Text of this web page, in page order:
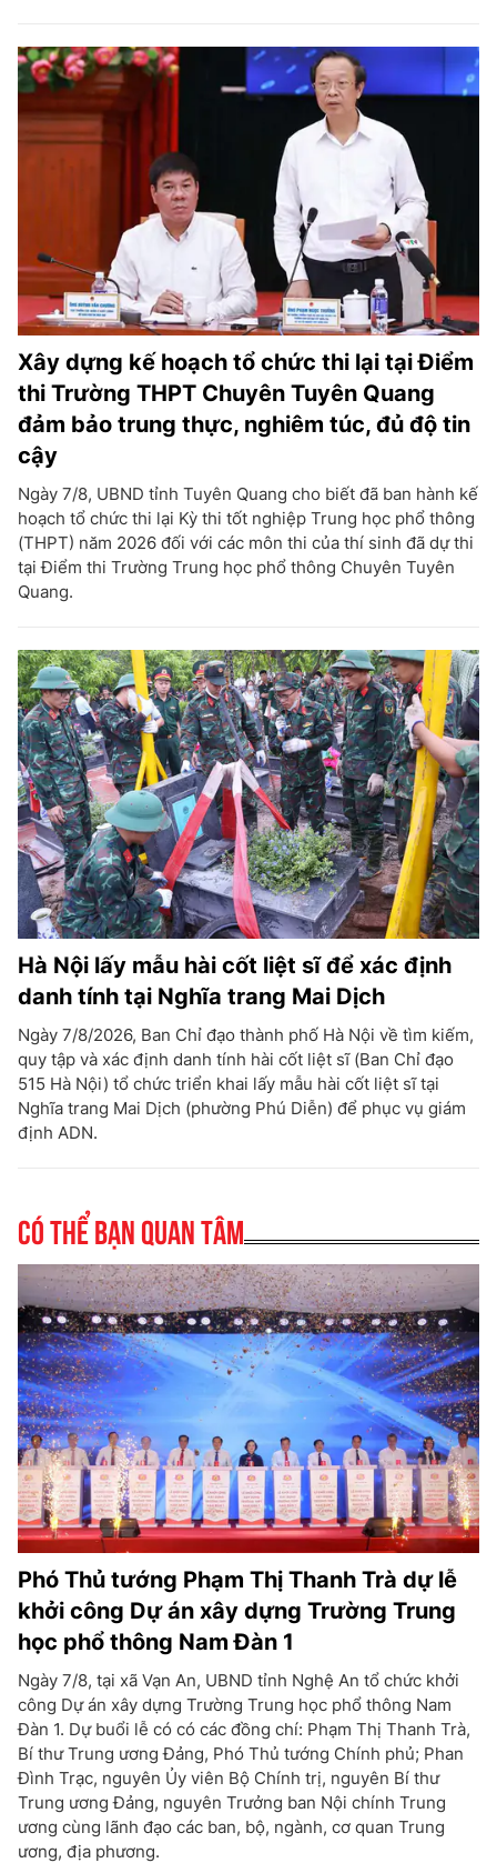
Xây dựng kế hoạch tổ chức thi lại tại Điểm
thi Trường THPT Chuyên Tuyên Quang
đảm bảo trung thực, nghiêm túc, đủ độ tin
cậy
Ngày 7/8, UBND tỉnh Tuyên Quang cho biết đã ban hành kế
hoạch tổ chức thi lại Kỳ thi tốt nghiệp Trung học phổ thông
(THPT) năm 2026 đối với các môn thi của thí sinh đã dự thi
tại Điểm thi Trường Trung học phổ thông Chuyên Tuyên
Quang.
Hà Nội lấy mẫu hài cốt liệt sĩ để xác định
danh tính tại Nghĩa trang Mai Dịch
Ngày 7/8/2026, Ban Chỉ đạo thành phố Hà Nội về tìm kiếm,
quy tập và xác định danh tính hài cốt liệt sĩ (Ban Chỉ đạo
515 Hà Nội) tổ chức triển khai lấy mẫu hài cốt liệt sĩ tại
Nghĩa trang Mai Dịch (phường Phú Diễn) để phục vụ giám
định ADN.
Có thể bạn quan tâm
Phó Thủ tướng Phạm Thị Thanh Trà dự lễ
khởi công Dự án xây dựng Trường Trung
học phổ thông Nam Đàn 1
Ngày 7/8, tại xã Vạn An, UBND tỉnh Nghệ An tổ chức khởi
công Dự án xây dựng Trường Trung học phổ thông Nam
Đàn 1. Dự buổi lễ có có các đồng chí: Phạm Thị Thanh Trà,
Bí thư Trung ương Đảng, Phó Thủ tướng Chính phủ; Phan
Đình Trạc, nguyên Ủy viên Bộ Chính trị, nguyên Bí thư
Trung ương Đảng, nguyên Trưởng ban Nội chính Trung
ương cùng lãnh đạo các ban, bộ, ngành, cơ quan Trung
ương, địa phương.